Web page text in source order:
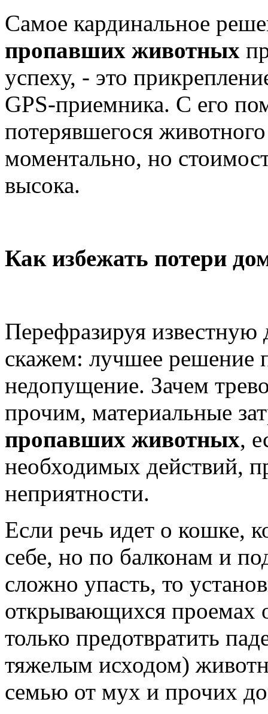
Самое кардинальное
пропавших животных
успеху, - это
GPS-приемника. С его
потерявшегося
моментально, но
высока.
Как избежать потери
Перефразируя известную
скажем: лучшее решение
недопущение. Зачем
прочим, материальные
пропавших животных,
необходимых действий,
неприятности.
Если речь идет о кошке,
себе, но по балконам и
сложно упасть, то
открывающихся проемах
только предотвратить
тяжелым исходом)
семью от мух и прочих